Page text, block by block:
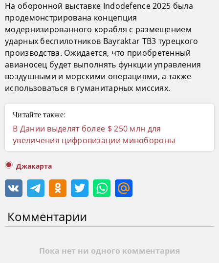
На оборонной выставке Indodefence 2025 была
продемонстрирована концепция
модернизированного корабля с размещением
ударных беспилотников Bayraktar TB3 турецкого
производства. Ожидается, что приобретенный
авианосец будет выполнять функции управления
воздушными и морскими операциями, а также
использоваться в гуманитарных миссиях.
Читайте также:
В Дании выделят более $ 250 млн для
увеличения цифровизации минобороны
Джакарта
Комментарии
Пока нет ни одного комментария